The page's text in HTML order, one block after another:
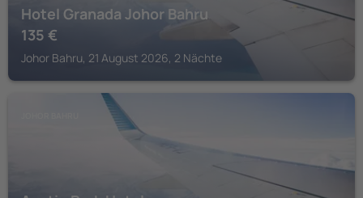
Hotel Granada Johor Bahru
135 €
Johor Bahru, 21 August 2026, 2 Nächte